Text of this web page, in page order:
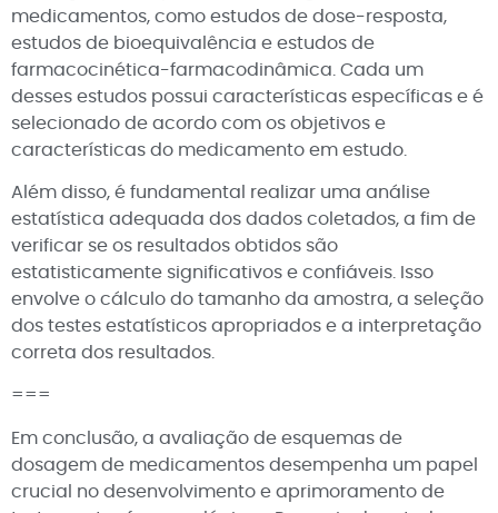
medicamentos, como estudos de dose-resposta,
estudos de bioequivalência e estudos de
farmacocinética-farmacodinâmica. Cada um
desses estudos possui características específicas e é
selecionado de acordo com os objetivos e
características do medicamento em estudo.
Além disso, é fundamental realizar uma análise
estatística adequada dos dados coletados, a fim de
verificar se os resultados obtidos são
estatisticamente significativos e confiáveis. Isso
envolve o cálculo do tamanho da amostra, a seleção
dos testes estatísticos apropriados e a interpretação
correta dos resultados.
===
Em conclusão, a avaliação de esquemas de
dosagem de medicamentos desempenha um papel
crucial no desenvolvimento e aprimoramento de